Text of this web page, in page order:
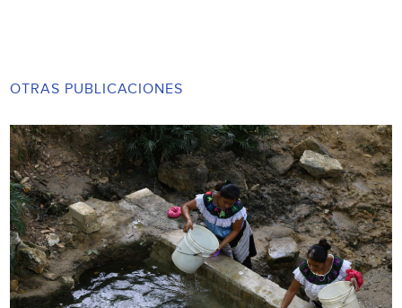
OTRAS PUBLICACIONES